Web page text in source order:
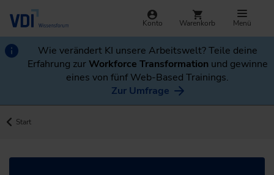
Konto Warenkorb Menü
Wie verändert KI unsere Arbeitswelt? Teile deine
Erfahrung zurWorkforce Transformation und gewinne
eines von fünf Web-Based Trainings.
Zur Umfrage
Start